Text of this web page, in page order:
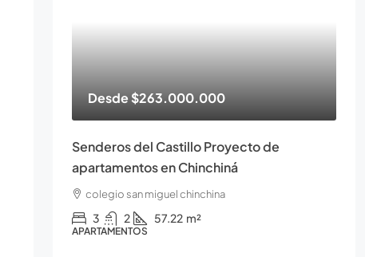
Desde$263.000.000
Senderos del Castillo Proyecto de
apartamentos en Chinchiná
colegio san miguel chinchina
3 2 57.22 m²
APARTAMENTOS